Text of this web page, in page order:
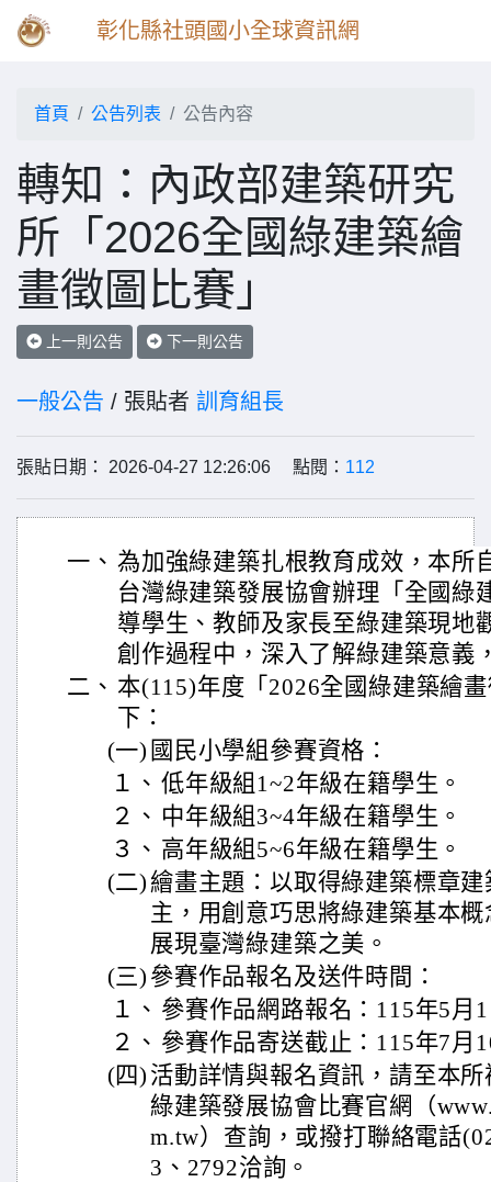
彰化縣社頭國小全球資訊網
首頁 公告列表 公告內容
轉知：內政部建築研究
所「2026全國綠建築繪
畫徵圖比賽」
上一則公告 下一則公告
一般公告 / 張貼者 訓育組長
張貼日期： 2026-04-27 12:26:06 點閱： 112
一、 為加強綠建築扎根教育成效，本所
台灣綠建築發展協會辦理「全國綠
導學生、教師及家長至綠建築現地
創作過程中，深入了解綠建築意義
二、 本(115)年度「2026全國綠建築繪
下：
(一) 國民小學組參賽資格：
１、 低年級組1~2年級在籍學生。
２、 中年級組3~4年級在籍學生。
３、 高年級組5~6年級在籍學生。
(二) 繪畫主題：以取得綠建築標章
主，用創意巧思將綠建築基本
展現臺灣綠建築之美。
(三) 參賽作品報名及送件時間：
１、 參賽作品網路報名：115年5月
２、 參賽作品寄送截止：115年7月
(四) 活動詳情與報名資訊，請至本
綠建築發展協會比賽官網（
m.tw）查詢，或撥打聯絡電話
3、2792洽詢。